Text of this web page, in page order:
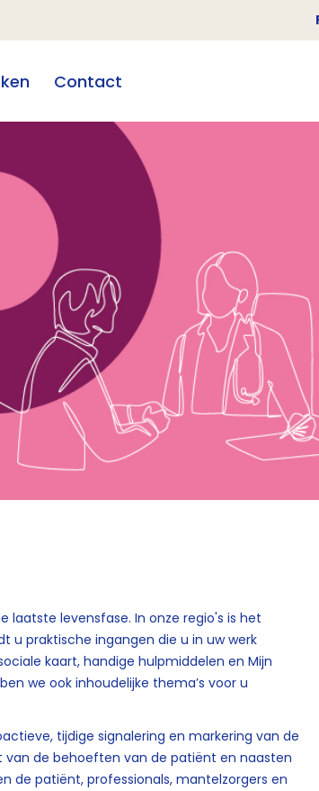
Contact
laatste levensfase. In onze regio's is het
u praktische ingangen die u in uw werk
kaart, handige hulpmiddelen en Mijn
we ook inhoudelijke thema’s voor u
tijdige signalering en markering van de
de behoeften van de patiënt en naasten
patiënt, professionals, mantelzorgers en